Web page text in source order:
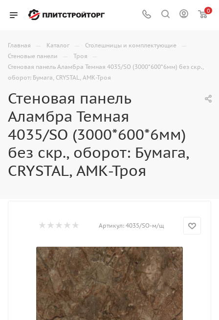
0
Главная — Каталог — Столешницы и комплектующие —
Стеновые панели — Троя —
Стеновая панель Аламбра Темная 4035/SO (3000*600*6мм) без скр.,
оборот: Бумага, CRYSTAL, АМК-Троя
Стеновая панель
Аламбра Темная
4035/SO (3000*600*6мм)
без скр., оборот: Бумага,
CRYSTAL, АМК-Троя
Артикул: 4035/SO-м/щ